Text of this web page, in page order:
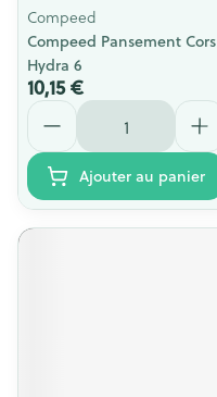
Compeed
Compeed Pansement Cors
Hydra 6
10,15 €
Quantité
Ajouter au panier